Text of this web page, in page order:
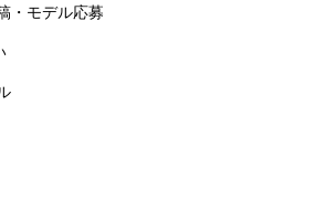
・モデル応募